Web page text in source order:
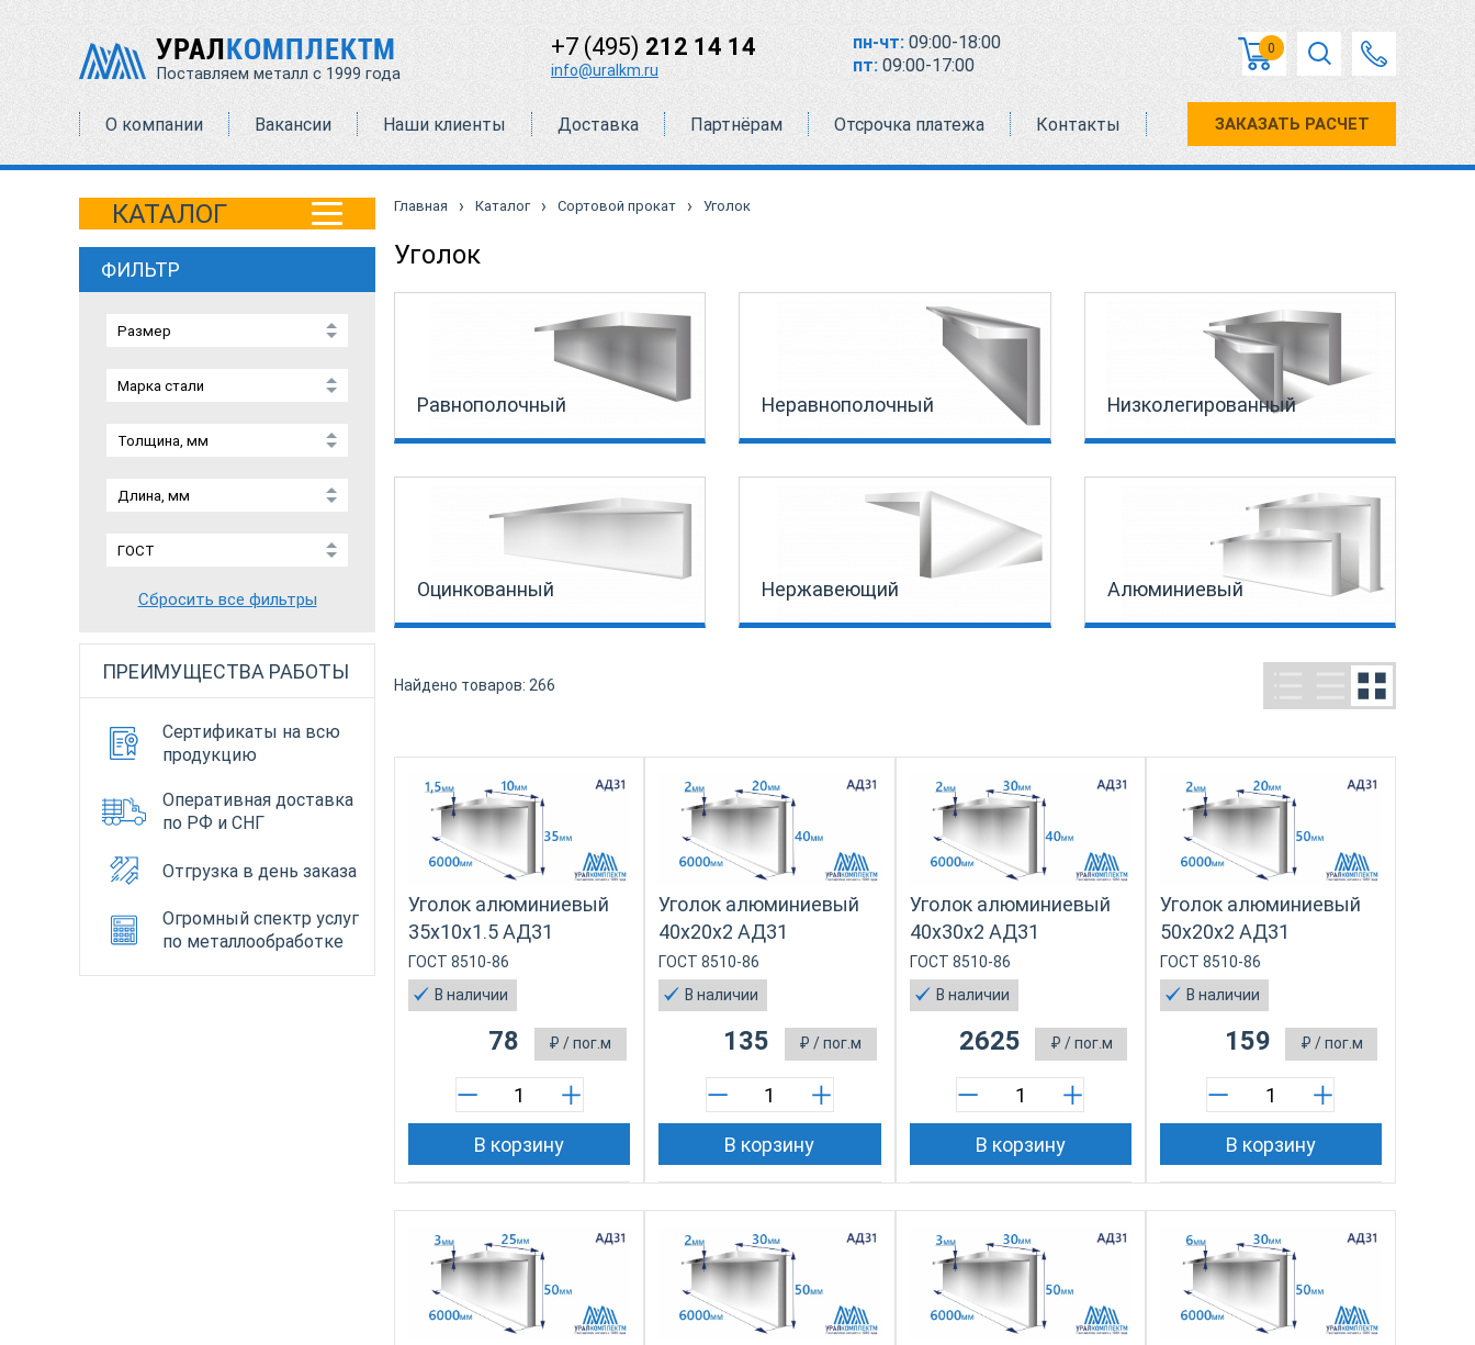
УРАЛКОМПЛЕКТМ
Поставляем металл с 1999 года
+7 (495) 212 14 14
info@uralkm.ru
пн-чт: 09:00-18:00
пт: 09:00-17:00
0
О компании Вакансии Наши клиенты Доставка Партнёрам Отсрочка платежа Контакты ЗАКАЗАТЬ РАСЧЕТ
КАТАЛОГ
ФИЛЬТР
Сбросить все фильтры
ПРЕИМУЩЕСТВА РАБОТЫ
Сертификаты на всю
продукцию
Оперативная доставка
по РФ и СНГ
Отгрузка в день заказа
Огромный спектр услуг
по металлообработке
Главная › Каталог › Сортовой прокат › Уголок
Уголок
Равнополочный Неравнополочный Низколегированный
Оцинкованный Нержавеющий Алюминиевый
Найдено товаров: 266
Уголок алюминиевый
35х10х1.5 АД31
ГОСТ 8510-86
В наличии
₽ / пог.м
78
В корзину
Уголок алюминиевый
40х20х2 АД31
ГОСТ 8510-86
В наличии
₽ / пог.м
135
В корзину
Уголок алюминиевый
40х30х2 АД31
ГОСТ 8510-86
В наличии
₽ / пог.м
2625
В корзину
Уголок алюминиевый
50х20х2 АД31
ГОСТ 8510-86
В наличии
₽ / пог.м
159
В корзину